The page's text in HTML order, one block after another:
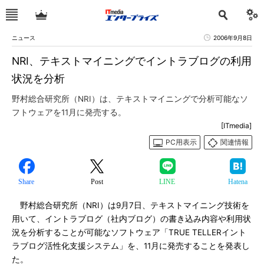
ニュース 2006年9月8日
NRI、テキストマイニングでイントラブログの利用
状況を分析
野村総合研究所（NRI）は、テキストマイニングで分析可能なソ
フトウェアを11月に発売する。
[ITmedia]
PC用表示
関連情報
Share Post LINE Hatena
野村総合研究所（NRI）は9月7日、テキストマイニング技術を
用いて、イントラブログ（社内ブログ）の書き込み内容や利用状
況を分析することが可能なソフトウェア「TRUE TELLERイント
ラブログ活性化支援システム」を、11月に発売することを発表し
た。